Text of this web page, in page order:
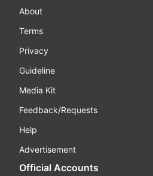
About
Terms
Privacy
Guideline
Media Kit
Feedback/Requests
Help
Advertisement
Official Accounts